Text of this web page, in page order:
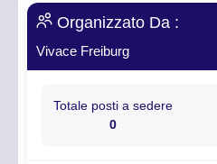
Organizzato Da :
Vivace Freiburg
Totale posti a sedere
0